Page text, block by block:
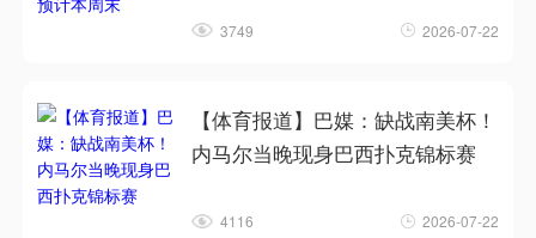
3749 2026-07-22
【体育报道】巴媒：缺战南美杯！
内马尔当晚现身巴西扑克锦标赛
4116 2026-07-22